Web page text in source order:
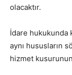
olacaktır.
İdare hukukunda
aynı hususların
hizmet